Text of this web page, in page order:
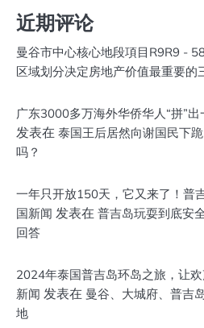
近期评论
曼谷市中心核心地段項目R9R9 -
区域划分决定房地产价值最重要的
广东3000多万海外华侨华人“拼”
发表在 泰国王后居然向谢国民下
吗？
一年只开放150天，它又来了！普
国新闻 发表在 普吉岛玩耍到底安
回答
2024年泰国普吉岛环岛之旅，让
新闻 发表在 曼谷、大城府、普吉
地